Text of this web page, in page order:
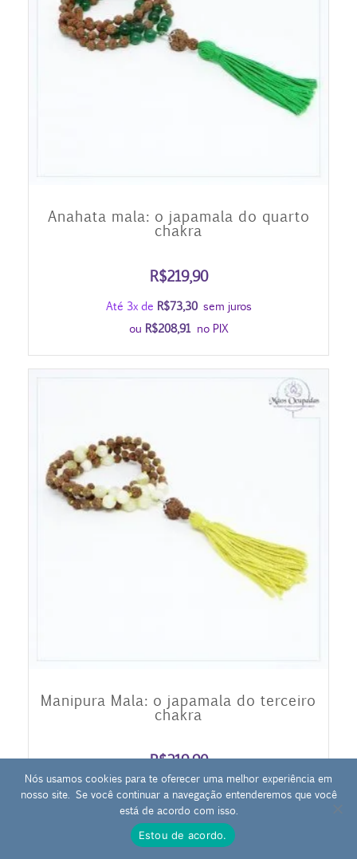
Anahata mala: o japamala do quarto
chakra
R$219,90
Até 3x de R$73,30 sem juros
ou R$208,91 no PIX
Manipura Mala: o japamala do terceiro
chakra
R$219,90
Até 3x deR$ 73,30 sem juros
ou R$208,91 no PIX
Nós usamos cookies para te oferecer uma melhor experiência em
nosso site. Se você continuar a navegação entenderemos que você
está de acordo com isso.
Estou de acordo.